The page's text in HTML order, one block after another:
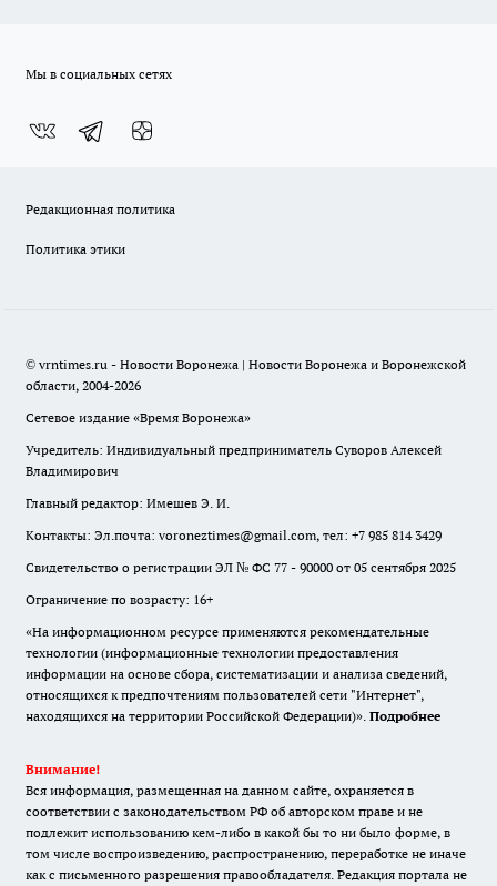
Мы в социальных сетях
Редакционная политика
Политика этики
© vrntimes.ru - Новости Воронежа | Новости Воронежа и Воронежской
области, 2004-2026
Сетевое издание «Время Воронежа»
Учредитель: Индивидуальный предприниматель Суворов Алексей
Владимирович
Главный редактор: Имешев Э. И.
Контакты: Эл.почта: voroneztimes@gmail.com, тел: +7 985 814 3429
Свидетельство о регистрации ЭЛ № ФС 77 - 90000 от 05 сентября 2025
Ограничение по возрасту: 16+
«На информационном ресурсе применяются рекомендательные
технологии (информационные технологии предоставления
информации на основе сбора, систематизации и анализа сведений,
относящихся к предпочтениям пользователей сети "Интернет",
находящихся на территории Российской Федерации)». Подробнее
Внимание!
Вся информация, размещенная на данном сайте, охраняется в
соответствии с законодательством РФ об авторском праве и не
подлежит использованию кем-либо в какой бы то ни было форме, в
том числе воспроизведению, распространению, переработке не иначе
как с письменного разрешения правообладателя. Редакция портала не